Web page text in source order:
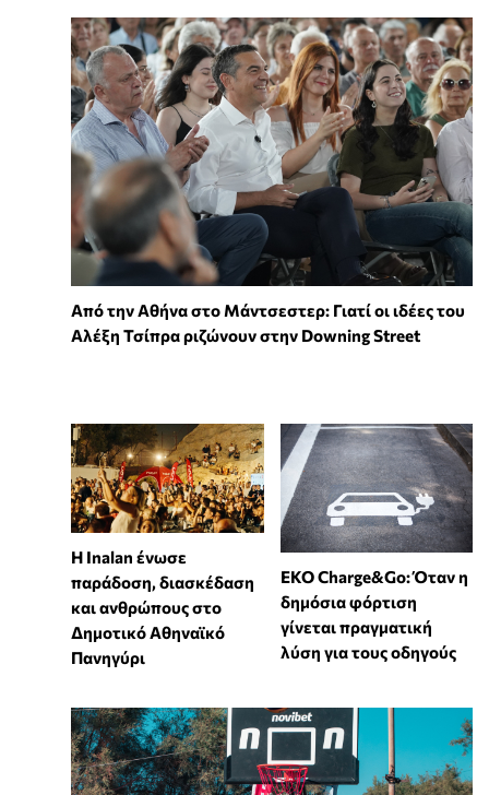
Από την Αθήνα στο Μάντσεστερ: Γιατί οι ιδέες του
Αλέξη Τσίπρα ριζώνουν στην Downing Street
Η Inalan ένωσε
παράδοση, διασκέδαση
και ανθρώπους στο
Δημοτικό Αθηναϊκό
Πανηγύρι
EKO Charge&Go: Όταν η
δημόσια φόρτιση
γίνεται πραγματική
λύση για τους οδηγούς